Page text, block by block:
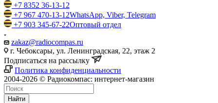
+7 8352 36-13-12
+7 967 470-13-12WhatsApp, Viber, Telegram
+7 903 345-67-22Оптовый отдел
zakaz@radiocompas.ru
г. Чебоксары, ул. Ленинградская, 22, этаж 2
Подписаться на рассылку
Политика конфиденциальности
2004-2026 © Радиокомпас: интернет-магазин
Найти